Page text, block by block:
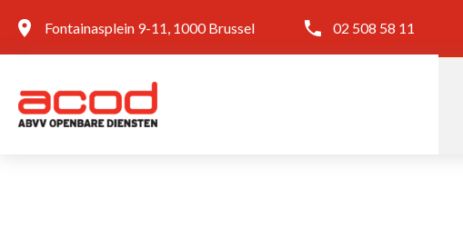
Fontainasplein 9-11, 1000 Brussel 02 508 58 11